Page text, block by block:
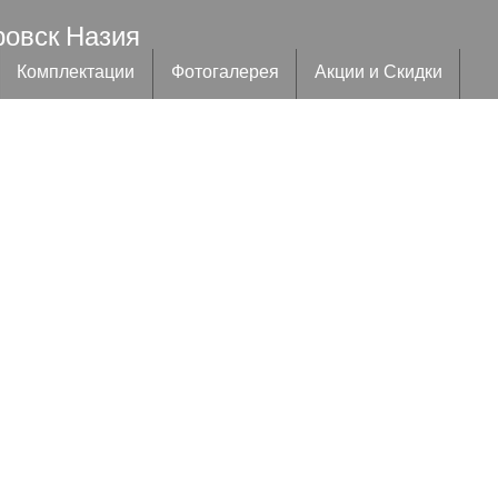
Назия
Комплектации Фотогалерея Акции и Скидки